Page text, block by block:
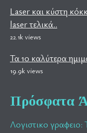
Laser και κύστη
laser τελικά..
22.1k views
Τα 10 καλύτερα
19.9k views
Πρόσφατα
Λογιστικο γραφειο: